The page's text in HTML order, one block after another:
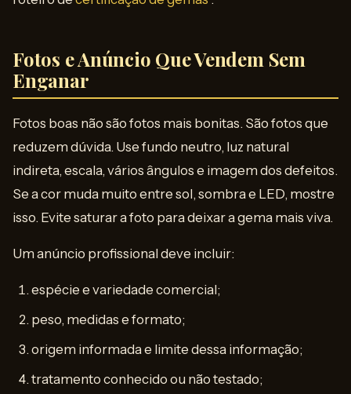
Fotos e Anúncio Que Vendem Sem
Enganar
Fotos boas não são fotos mais bonitas. São fotos que
reduzem dúvida. Use fundo neutro, luz natural
indireta, escala, vários ângulos e imagem dos defeitos.
Se a cor muda muito entre sol, sombra e LED, mostre
isso. Evite saturar a foto para deixar a gema mais viva.
Um anúncio profissional deve incluir:
espécie e variedade comercial;
peso, medidas e formato;
origem informada e limite dessa informação;
tratamento conhecido ou não testado;